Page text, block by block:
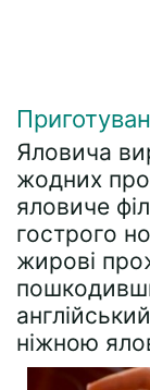
Яловича
жодних
яловиче
гострого
жирові
ніжною